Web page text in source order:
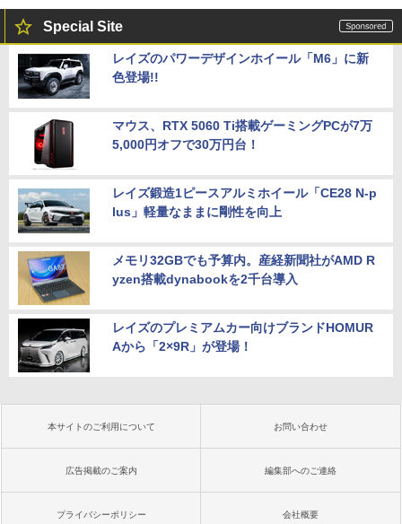
Special Site
レイズのパワーデザインホイール「M6」に新
色登場!!
マウス、RTX 5060 Ti搭載ゲーミングPCが7万
5,000円オフで30万円台！
レイズ鍛造1ピースアルミホイール「CE28 N-p
lus」軽量なままに剛性を向上
メモリ32GBでも予算内。産経新聞社がAMD R
yzen搭載dynabookを2千台導入
レイズのプレミアムカー向けブランドHOMUR
Aから「2×9R」が登場！
本サイトのご利用について お問い合わせ
広告掲載のご案内 編集部へのご連絡
プライバシーポリシー 会社概要